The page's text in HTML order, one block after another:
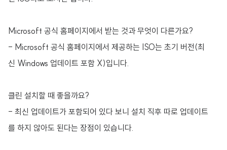
Microsoft 공식 홈페이지에서 받는 것과 무엇이 다른가요?
- Microsoft 공식 홈페이지에서 제공하는 ISO는 초기 버전(최
신 Windows 업데이트 포함 X)입니다.
클린 설치할 때 좋을까요?
- 최신 업데이트가 포함되어 있다 보니 설치 직후 따로 업데이트
를 하지 않아도 된다는 장점이 있습니다.